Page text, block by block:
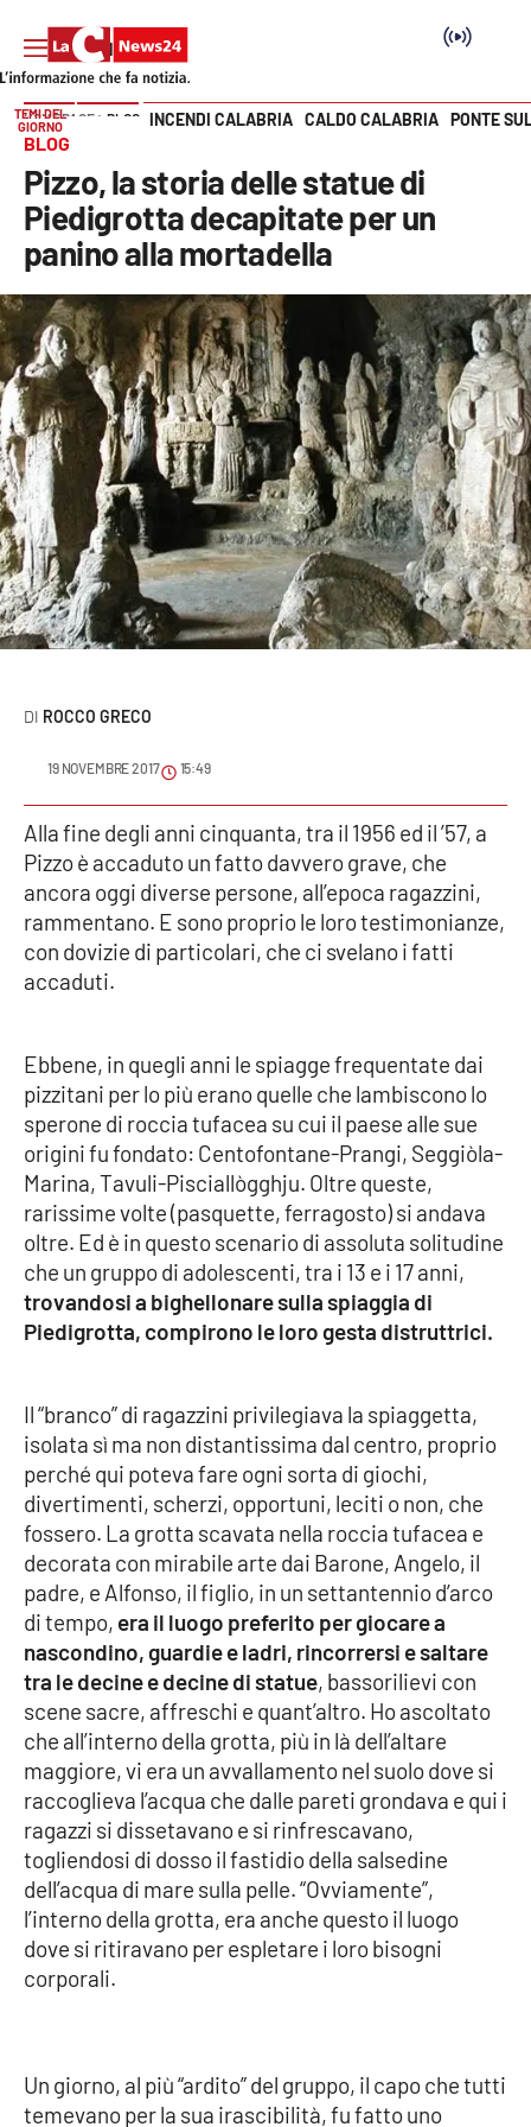
SEZIONI
Cronaca
Politica
Attualità
Economia e lavoro
Italia Mondo
Sanità
Sport
Podcast
Editoriali
VIDEO
Ambiente
Cronaca
Cultura
Economia e Lavoro
Politica
Sanità
Sport
RUBRICHE
Good Morning Vietnam
Parchi Marini Calabria
Leggendo Alvaro insieme
Imprese Di Calabria
Le perfidie di Antonella Grippo
Venti di comunicazione
STREAMING
Vai
TEMI DEL
GIORNO
INCENDI CALABRIA CALDO CALABRIA PONTE
HOME PAGE BLOG
BLOG
Pizzo, la storia delle statue di
Piedigrotta decapitate per un
panino alla mortadella
ROCCO GRECO
19 NOVEMBRE 2017 15:49
Alla fine degli anni cinquanta, tra il 1956 ed il ’57, a
Pizzo è accaduto un fatto davvero grave, che
ancora oggi diverse persone, all’epoca ragazzini,
rammentano. E sono proprio le loro testimonianze,
con dovizie di particolari, che ci svelano i fatti
accaduti.
Ebbene, in quegli anni le spiagge frequentate dai
pizzitani per lo più erano quelle che lambiscono lo
sperone di roccia tufacea su cui il paese alle sue
origini fu fondato: Centofontane-Prangi, Seggiòla-
Marina, Tavuli-Pisciallògghju. Oltre queste,
rarissime volte (pasquette, ferragosto) si andava
oltre. Ed è in questo scenario di assoluta solitudine
che un gruppo di adolescenti, tra i 13 e i 17 anni,
trovandosi a bighellonare sulla spiaggia di
Piedigrotta, compirono le loro gesta distruttrici.
Il “branco” di ragazzini privilegiava la spiaggetta,
isolata sì ma non distantissima dal centro, proprio
perché qui poteva fare ogni sorta di giochi,
divertimenti, scherzi, opportuni, leciti o non, che
fossero. La grotta scavata nella roccia tufacea e
decorata con mirabile arte dai Barone, Angelo, il
padre, e Alfonso, il figlio, in un settantennio d’arco
di tempo, era il luogo preferito per giocare a
nascondino, guardie e ladri, rincorrersi e saltare
tra le decine e decine di statue, bassorilievi con
scene sacre, affreschi e quant’altro. Ho ascoltato
che all’interno della grotta, più in là dell’altare
maggiore, vi era un avvallamento nel suolo dove si
raccoglieva l’acqua che dalle pareti grondava e qui i
ragazzi si dissetavano e si rinfrescavano,
togliendosi di dosso il fastidio della salsedine
dell’acqua di mare sulla pelle. “Ovviamente”,
l’interno della grotta, era anche questo il luogo
dove si ritiravano per espletare i loro bisogni
corporali.
Un giorno, al più “ardito” del gruppo, il capo che tutti
temevano per la sua irascibilità, fu fatto uno